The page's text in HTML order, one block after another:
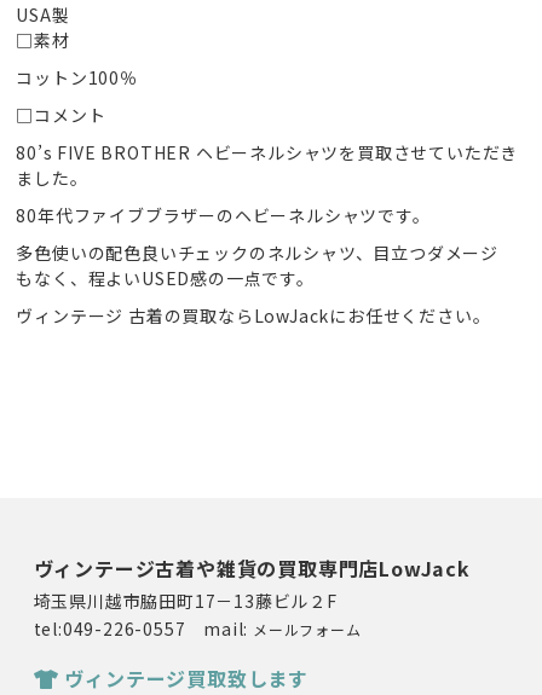
USA製
□素材
コットン100％
□コメント
80’s FIVE BROTHER ヘビーネルシャツを買取させていただき
ました。
80年代ファイブブラザーのヘビーネルシャツです。
多色使いの配色良いチェックのネルシャツ、目立つダメージ
もなく、程よいUSED感の一点です。
ヴィンテージ 古着の買取ならLowJackにお任せください。
ヴィンテージ古着や雑貨の買取専門店LowJack
埼玉県川越市脇田町17－13藤ビル２F
tel:049-226-0557 mail: メールフォーム
ヴィンテージ買取致します